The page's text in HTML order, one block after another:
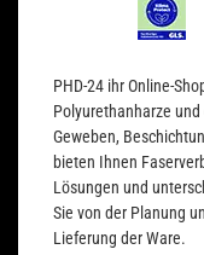
PHD-24 ihr Online-
Polyurethanharze
Geweben,
bieten Ihnen
Lösungen und
Sie von der Planung
Lieferung der Ware.